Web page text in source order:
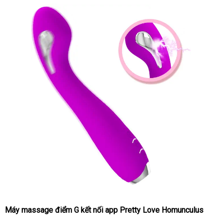
Máy massage điểm G kết nối app Pretty Love Homunculus